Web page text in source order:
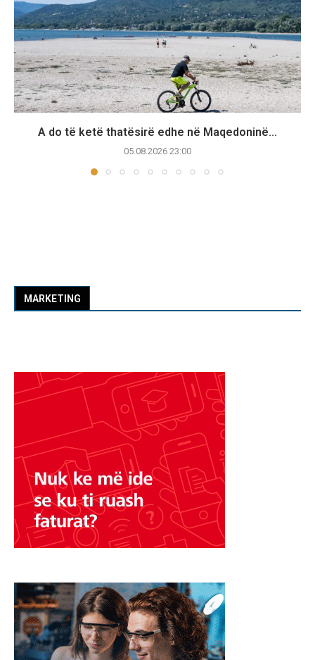
A do të ketë thatësirë edhe në Maqedoninë...
05.08.2026 23:00
MARKETING